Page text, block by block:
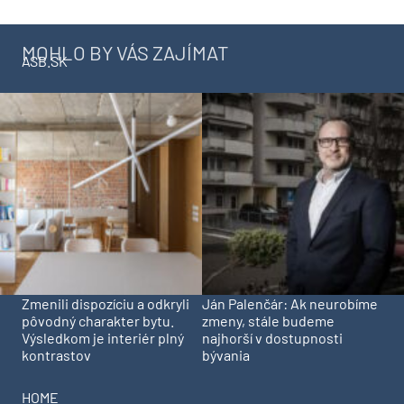
MOHLO BY VÁS ZAJÍMAT
ASB.SK
Zmenili dispozíciu a odkryli
pôvodný charakter bytu.
Výsledkom je interiér plný
kontrastov
Ján Palenčár: Ak neurobíme
zmeny, stále budeme
najhorší v dostupnosti
bývania
HOME